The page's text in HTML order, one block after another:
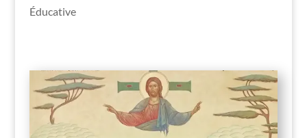
Éducative